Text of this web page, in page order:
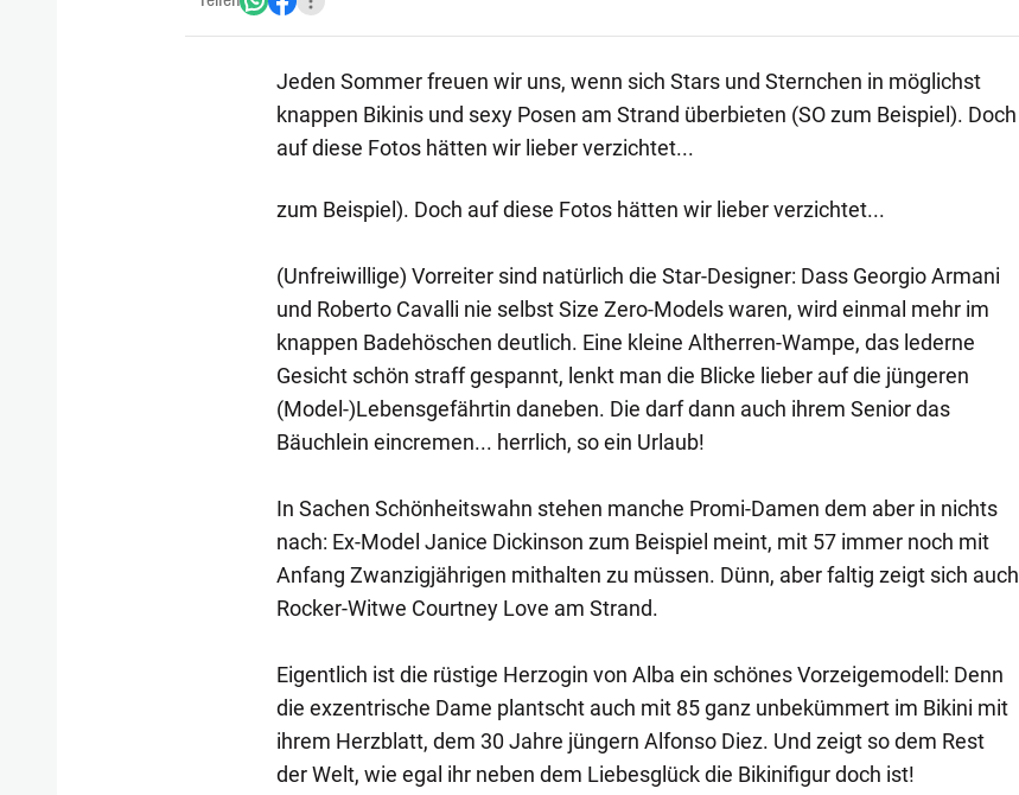
Jeden Sommer freuen wir uns, wenn sich Stars und Sternchen in möglichst
knappen Bikinis und sexy Posen am Strand überbieten (SO zum Beispiel). Doch
auf diese Fotos hätten wir lieber verzichtet...
zum Beispiel). Doch auf diese Fotos hätten wir lieber verzichtet...
(Unfreiwillige) Vorreiter sind natürlich die Star-Designer: Dass Georgio Armani
und Roberto Cavalli nie selbst Size Zero-Models waren, wird einmal mehr im
knappen Badehöschen deutlich. Eine kleine Altherren-Wampe, das lederne
Gesicht schön straff gespannt, lenkt man die Blicke lieber auf die jüngeren
(Model-)Lebensgefährtin daneben. Die darf dann auch ihrem Senior das
Bäuchlein eincremen... herrlich, so ein Urlaub!
In Sachen Schönheitswahn stehen manche Promi-Damen dem aber in nichts
nach: Ex-Model Janice Dickinson zum Beispiel meint, mit 57 immer noch mit
Anfang Zwanzigjährigen mithalten zu müssen. Dünn, aber faltig zeigt sich auch
Rocker-Witwe Courtney Love am Strand.
Eigentlich ist die rüstige Herzogin von Alba ein schönes Vorzeigemodell: Denn
die exzentrische Dame plantscht auch mit 85 ganz unbekümmert im Bikini mit
ihrem Herzblatt, dem 30 Jahre jüngern Alfonso Diez. Und zeigt so dem Rest
der Welt, wie egal ihr neben dem Liebesglück die Bikinifigur doch ist!